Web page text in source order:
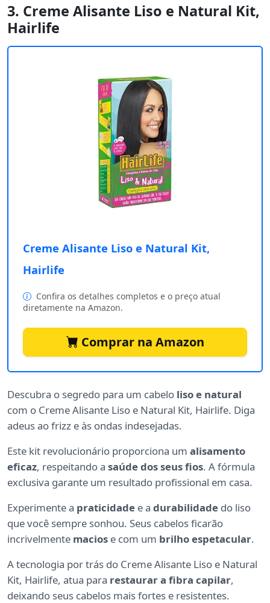
3. Creme Alisante Liso e Natural Kit,
Hairlife
Creme Alisante Liso e Natural Kit,
Hairlife
Confira os detalhes completos e o preço atual
diretamente na Amazon.
Comprar na Amazon
Descubra o segredo para um cabelo liso e natural
com o Creme Alisante Liso e Natural Kit, Hairlife. Diga
adeus ao frizz e às ondas indesejadas.
Este kit revolucionário proporciona um alisamento
eficaz, respeitando a saúde dos seus fios. A fórmula
exclusiva garante um resultado profissional em casa.
Experimente a praticidade e a durabilidade do liso
que você sempre sonhou. Seus cabelos ficarão
incrivelmente macios e com um brilho espetacular.
A tecnologia por trás do Creme Alisante Liso e Natural
Kit, Hairlife, atua para restaurar a fibra capilar,
deixando seus cabelos mais fortes e resistentes.